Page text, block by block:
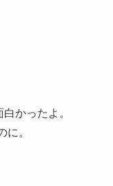
かったよ。
に。